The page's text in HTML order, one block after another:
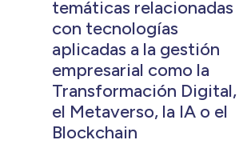
temáticas relacionadas
con tecnologías
aplicadas a la gestión
empresarial como la
Transformación Digital,
el Metaverso, la IA o el
Blockchain